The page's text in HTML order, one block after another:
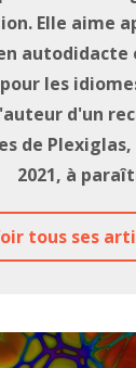
Elle aime
les
d'un
de
2021, à
tous ses